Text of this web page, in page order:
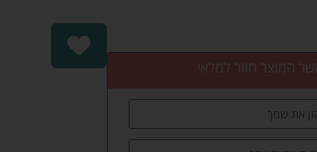
המוצר חוזר למלאי